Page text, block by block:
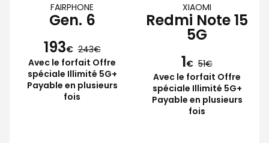
FAIRPHONE
Gen. 6
193€ 243
Avec le forfait Offre
spéciale Illimité 5G+
Payable en plusieurs
fois
XIAOMI
Redmi Note 15
5G
1€ 51
Avec le forfait Offre
spéciale Illimité 5G+
Payable en plusieurs
fois